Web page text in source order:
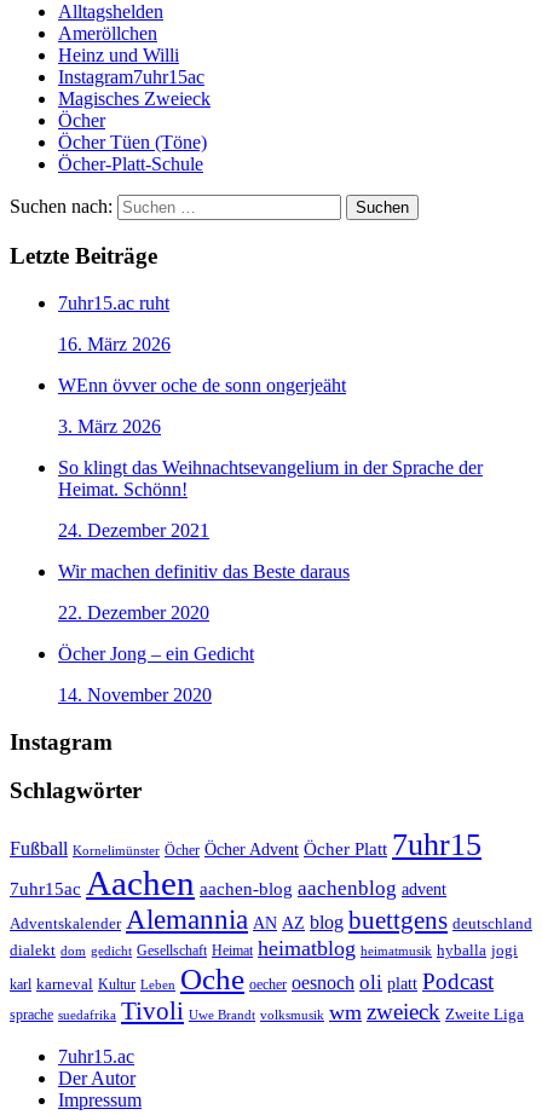
Alltagshelden
Ameröllchen
Heinz und Willi
Instagram7uhr15ac
Magisches Zweieck
Öcher
Öcher Tüen (Töne)
Öcher-Platt-Schule
Suchen nach:
Letzte Beiträge
7uhr15.ac ruht
16. März 2026
WEnn övver oche de sonn ongerjeäht
3. März 2026
So klingt das Weihnachtsevangelium in der Sprache der
Heimat. Schönn!
24. Dezember 2021
Wir machen definitiv das Beste daraus
22. Dezember 2020
Öcher Jong – ein Gedicht
14. November 2020
Instagram
Schlagwörter
Fußball Kornelimünster Öcher Öcher Advent Öcher Platt 7uhr15
7uhr15ac Aachen aachen-blog aachenblog advent
Adventskalender Alemannia AN AZ blog buettgens deutschland
dialekt dom gedicht Gesellschaft Heimat heimatblog heimatmusik hyballa jogi
karl karneval Kultur Leben Oche oecher oesnoch oli platt Podcast
sprache suedafrika Tivoli Uwe Brandt volksmusik wm zweieck Zweite Liga
7uhr15.ac
Der Autor
Impressum